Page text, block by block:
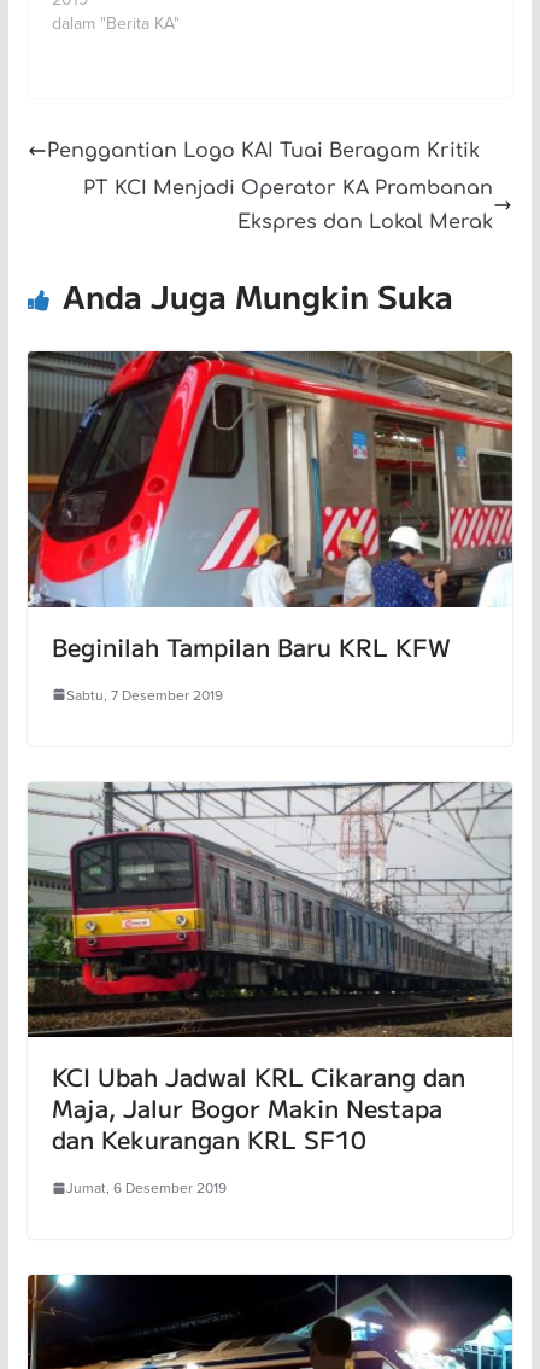
dalam "Berita KA"
Penggantian Logo KAI Tuai Beragam Kritik
PT KCI Menjadi Operator KA Prambanan
Ekspres dan Lokal Merak
Anda Juga Mungkin Suka
Beginilah Tampilan Baru KRL KFW
Sabtu, 7 Desember 2019
KCI Ubah Jadwal KRL Cikarang dan
Maja, Jalur Bogor Makin Nestapa
dan Kekurangan KRL SF10
Jumat, 6 Desember 2019